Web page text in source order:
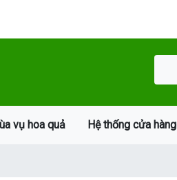
vụ hoa quả Hệ thống cửa hàng